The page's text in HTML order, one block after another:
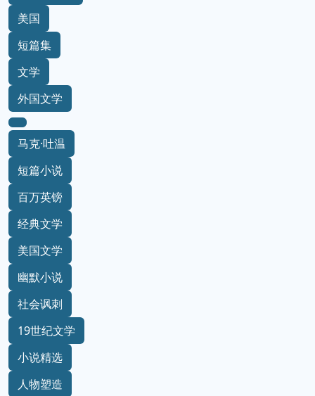
美国
短篇集
文学
外国文学
马克·吐温
短篇小说
百万英镑
经典文学
美国文学
幽默小说
社会讽刺
19世纪文学
小说精选
人物塑造